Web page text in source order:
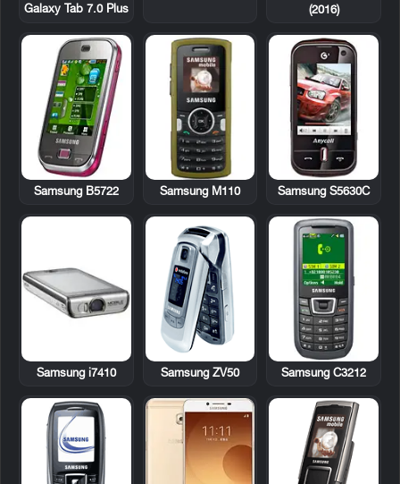
(2016)
Galaxy Tab 7.0 Plus
Samsung S5630C
Samsung M110
Samsung B5722
Samsung C3212
Samsung ZV50
Samsung i7410